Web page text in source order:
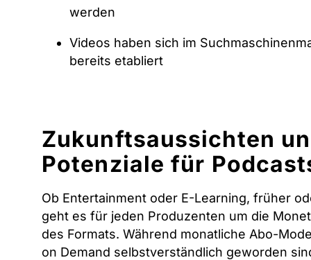
werden
Videos haben sich im
bereits etabliert
Zukunftsaussichten
Potenziale für
Ob Entertainment oder E-Learning, früher
geht es für jeden Produzenten um die
des Formats. Während monatliche Abo-
on Demand selbstverständlich geworden